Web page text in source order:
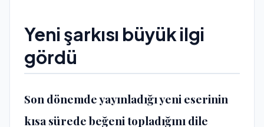
Yeni şarkısı büyük ilgi
gördü
Son dönemde yayınladığı yeni eserinin
kısa sürede beğeni topladığını dile